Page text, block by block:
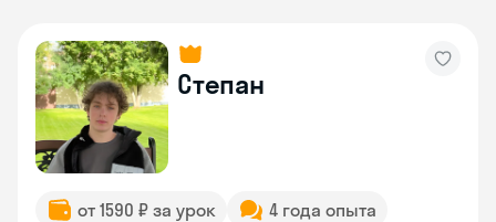
Степан
от 1590 ₽ за урок 4 года опыта